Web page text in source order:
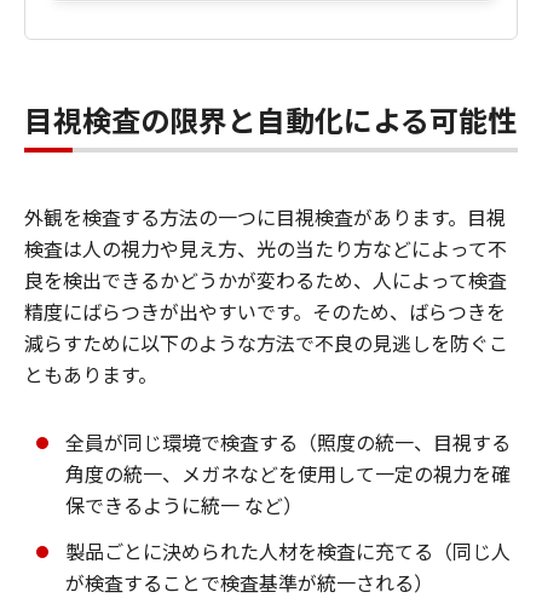
目視検査の限界と自動化による可能性
外観を検査する方法の一つに目視検査があります。目視
検査は人の視力や見え方、光の当たり方などによって不
良を検出できるかどうかが変わるため、人によって検査
精度にばらつきが出やすいです。そのため、ばらつきを
減らすために以下のような方法で不良の見逃しを防ぐこ
ともあります。
全員が同じ環境で検査する（照度の統一、目視する
角度の統一、メガネなどを使用して一定の視力を確
保できるように統一 など）
製品ごとに決められた人材を検査に充てる（同じ人
が検査することで検査基準が統一される）